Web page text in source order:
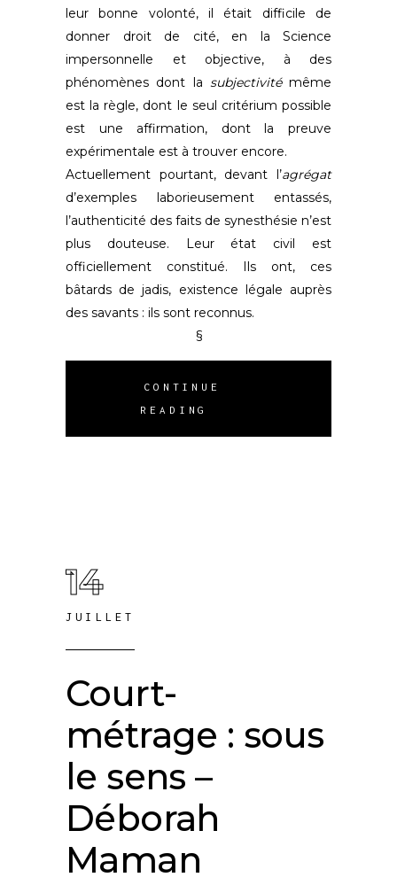
leur bonne volonté, il était difficile de
donner droit de cité, en la Science
impersonnelle et objective, à des
phénomènes dont la subjectivitémême
est la règle, dont le seul critérium possible
est une affirmation, dont la preuve
expérimentale est à trouver encore.
Actuellement pourtant, devant l’agrégat
d’exemples laborieusement entassés,
l’authenticité des faits de synesthésie n’est
plus douteuse. Leur état civil est
officiellement constitué. Ils ont, ces
bâtards de jadis, existence légale auprès
des savants : ils sont reconnus.
§
CONTINUE
READING
14
JUILLET
Court-
métrage : sous
le sens –
Déborah
Maman